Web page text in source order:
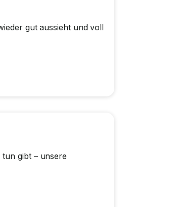
gut aussieht und voll
gibt – unsere